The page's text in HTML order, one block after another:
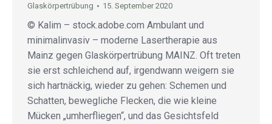
Glaskörpertrübung 15. September 2020
© Kalim – stock.adobe.com Ambulant und
minimalinvasiv – moderne Lasertherapie aus
Mainz gegen Glaskörpertrübung MAINZ. Oft treten
sie erst schleichend auf, irgendwann weigern sie
sich hartnäckig, wieder zu gehen: Schemen und
Schatten, bewegliche Flecken, die wie kleine
Mücken „umherfliegen“, und das Gesichtsfeld